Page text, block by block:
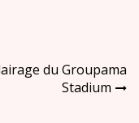
du Groupama
Stadium